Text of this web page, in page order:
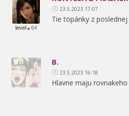
level 64
23.5.2023 17:07
Tie topánky z
B.
23.5.2023 16:18
Hlavne maju